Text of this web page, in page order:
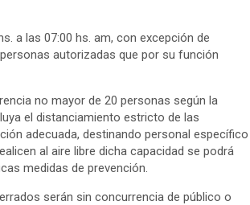
a las 07:00 hs. am, con excepción de
autorizadas que por su función
no mayor de 20 personas según la
el distanciamiento estricto de las
adecuada, destinando personal específico
al aire libre dicha capacidad se podrá
medidas de prevención.
serán sin concurrencia de público o